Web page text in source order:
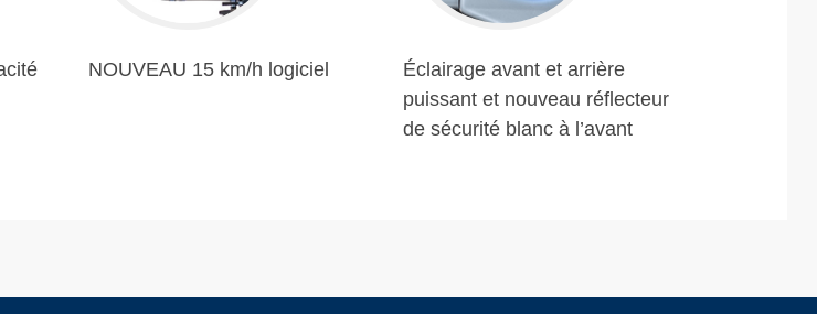
NOUVEAU 15 km/h logiciel
Éclairage avant et arrière
puissant et nouveau réflecteur
de sécurité blanc à l’avant